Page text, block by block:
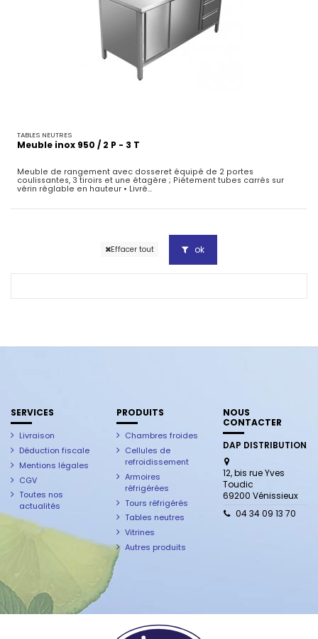
TABLES NEUTRES
Meuble inox 950 / 2 P - 3 T
Meuble de rangement avec dosseret équipé de 2 portes
coulissantes, 3 tiroirs et une étagère ; Piétement tubes carrés sur
vérin réglable en hauteur • Livré...
Effacer tout ok
SERVICES
Livraison
Déduction fiscale
Mentions légales
CGV
Toutes nos
actualités
PRODUITS
Chambres froides
Cellules de
refroidissement
Armoires
réfrigérées
Tours réfrigérés
Tables neutres
Vitrines
Autres produits
NOUS
CONTACTER
DAP DISTRIBUTION
12, bis rue Yves
Toudic
69200 Vénissieux
04 34 09 13 70